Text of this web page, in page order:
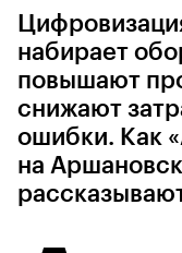
набирает
повышают
снижают
ошибки. Как
на